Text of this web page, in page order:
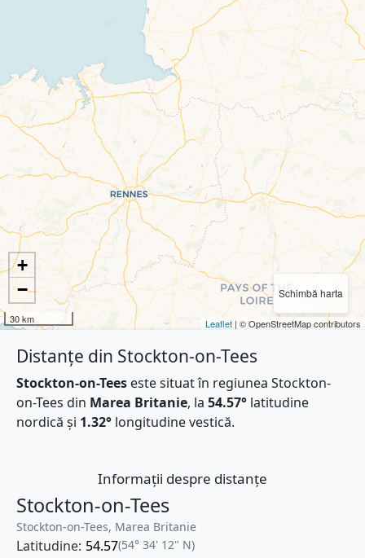
Schimbă harta
+
−
30 km Leaflet | © OpenStreetMap contributors
Distanțe din Stockton-on-Tees
Stockton-on-Tees este situat în regiunea Stockton-
on-Tees din Marea Britanie, la 54.57° latitudine
nordică și 1.32° longitudine vestică.
Informații despre distanțe
Stockton-on-Tees
Stockton-on-Tees, Marea Britanie
Latitudine: 54.57(54° 34' 12" N)